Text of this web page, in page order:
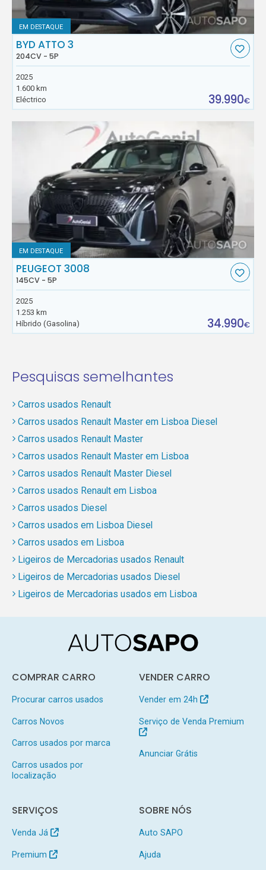
EM DESTAQUE
BYD ATTO 3
204CV - 5P
2025
1.600 km
Eléctrico
39.990€
EM DESTAQUE
PEUGEOT 3008
145CV - 5P
2025
1.253 km
Híbrido (Gasolina)
34.990€
Pesquisas semelhantes
Carros usados Renault
Carros usados Renault Master em Lisboa Diesel
Carros usados Renault Master
Carros usados Renault Master em Lisboa
Carros usados Renault Master Diesel
Carros usados Renault em Lisboa
Carros usados Diesel
Carros usados em Lisboa Diesel
Carros usados em Lisboa
Ligeiros de Mercadorias usados Renault
Ligeiros de Mercadorias usados Diesel
Ligeiros de Mercadorias usados em Lisboa
COMPRAR CARRO
Procurar carros usados
Carros Novos
Carros usados por marca
Carros usados por
localização
VENDER CARRO
Vender em 24h
Serviço de Venda Premium
Anunciar Grátis
SERVIÇOS
Venda Já
Premium
SOBRE NÓS
Auto SAPO
Ajuda